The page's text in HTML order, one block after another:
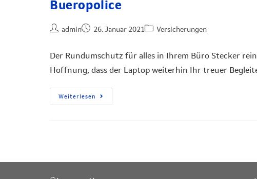
Bueropolice
admin 26. Januar 2021 Versicherungen
Der Rundumschutz für alles in Ihrem Büro Stecker
Hoffnung, dass der Laptop weiterhin Ihr treuer
Weiterlesen